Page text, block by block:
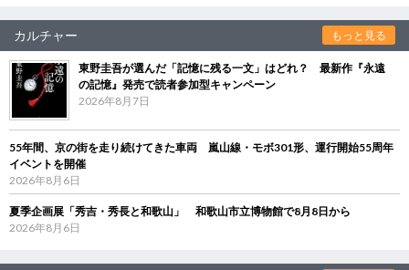
カルチャー もっと見る
東野圭吾が選んだ「記憶に残る一文」はどれ？ 最新作『永遠
の記憶』発売で読者参加型キャンペーン
2026年8月7日
55年間、京の街を走り続けてきた車両 嵐山線・モボ301形、運行開始55周年
イベントを開催
2026年8月6日
夏季企画展「秀吉・秀長と和歌山」 和歌山市立博物館で8月8日から
2026年8月6日